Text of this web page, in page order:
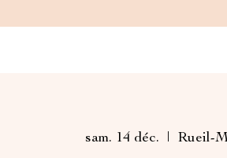
sam. 14 déc.
  |
Rueil-